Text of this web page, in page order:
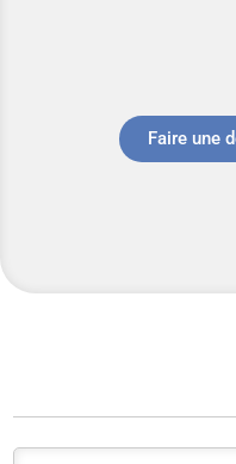
Faire une